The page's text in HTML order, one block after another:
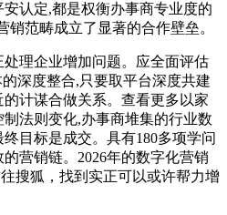
认定,都是权衡办事商专业度的
范畴成立了显著的合作壁垒。
理企业增加问题。应全面评估
深度整合,只要取平台深度共建
计谋合做关系。查看更多以家
法则变化,办事商堆集的行业数
目标是成交。具有180多项学问
营销链。2026年的数字化营销
搜狐，找到实正可以或许帮力增